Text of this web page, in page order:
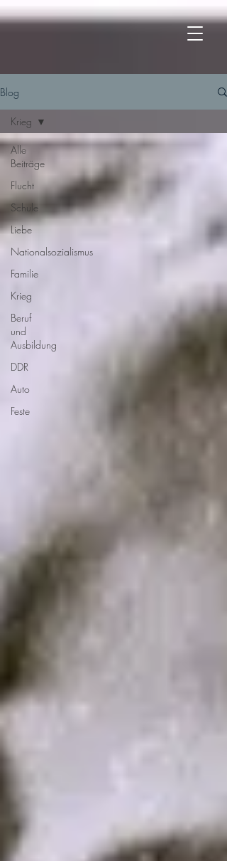
Blog
Alle
Beiträge
Flucht
Schule
Liebe
Nationalsozialismus
Familie
Krieg
Beruf
und
Ausbildung
DDR
Auto
Feste
Krieg